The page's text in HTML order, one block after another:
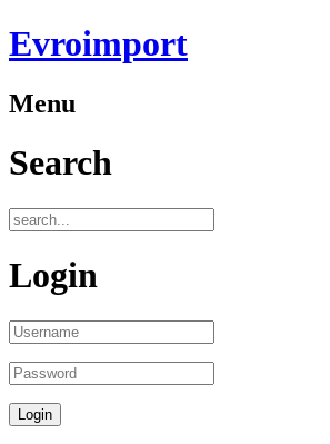
Evroimport
Menu
Search
Login